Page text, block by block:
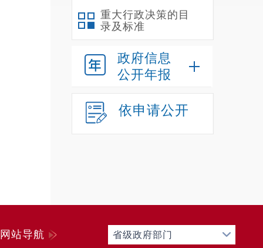
重大行政决策的目
录及标准
政府信息
公开年报
依申请公开
网站导航 省级政府部门